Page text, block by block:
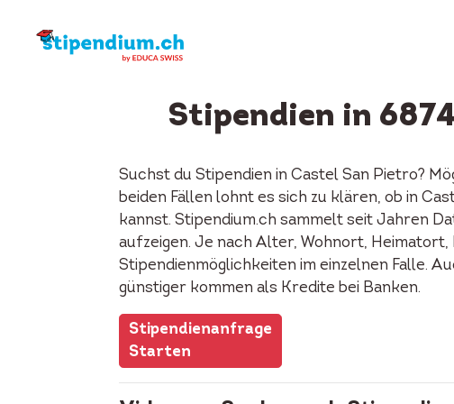
Stipendien in
Suchst du Stipendien in Castel San Pietro?
beiden Fällen lohnt es sich zu klären, ob in
kannst. Stipendium.ch sammelt seit Jahren
aufzeigen. Je nach Alter, Wohnort,
Stipendienmöglichkeiten im einzelnen Falle.
günstiger kommen als Kredite bei Banken.
Stipendienanfrage
Starten